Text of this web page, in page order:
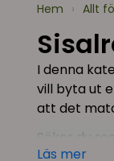
Hem › Allt
I denna
vill byta ut
att det
Söker du
Läs mer